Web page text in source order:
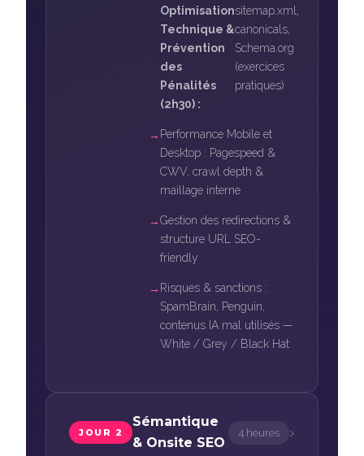
Optimisation
Technique &
Prévention
des
Pénalités
(2h30) :
sitemap.xml,
canonicals,
Schema.org
(exercices
pratiques)
Performance Mobile et
Desktop : Pagespeed &
CWV, crawl depth &
maillage interne
Gestion des redirections &
structure URL SEO-
friendly
Risques & sanctions :
SpamBrain, Penguin,
contenus IA mal utilisés —
White / Grey / Black Hat
JOUR 2
Sémantique
& Onsite SEO
4 heures ›